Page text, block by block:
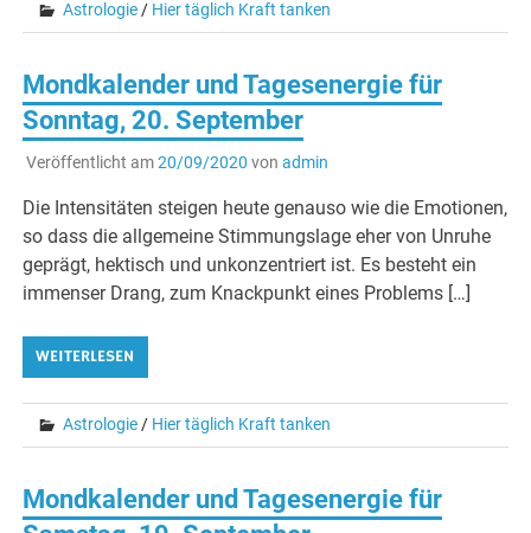
Astrologie/ Hier täglich Kraft tanken
Mondkalender und Tagesenergie für
Sonntag, 20. September
Veröffentlicht am20/09/2020 von admin
Die Intensitäten steigen heute genauso wie die Emotionen,
so dass die allgemeine Stimmungslage eher von Unruhe
geprägt, hektisch und unkonzentriert ist. Es besteht ein
immenser Drang, zum Knackpunkt eines Problems […]
WEITERLESEN
Astrologie / Hier täglich Kraft tanken
Mondkalender und Tagesenergie für